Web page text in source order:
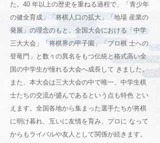
た。40 年以上の歴史を重ねる過程で、「青少年
の健全育成」「将棋人口の拡大」「地場 産業の
発展」の理念のもと、全国大会における「中学
三大大会」「将棋界の甲子園」「プロ棋 士への
登竜門」と数々の異名をもつ伝統と格式高い全
国の中学生が憧れる大会へ成長して きました。
また、本大会は三大大会の中で唯一、中学生棋
士たちの交流が盛んであるという点も特色 とい
えます。全国各地から集まった選手たちが将棋
に明け暮れ、互いに友情を育み、プロに なって
からもライバルや友人として関係が続きます。